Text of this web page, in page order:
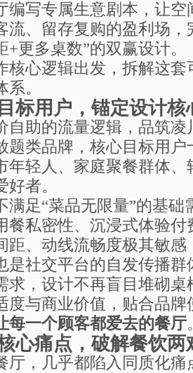
编写专属生意剧本，让空
流、留存复购的盈利场，
更多桌数”的双赢设计。
核心逻辑出发，拆解这套
。
标用户，锚定设计核
自助的流量逻辑，品筑凌
题类品牌，核心目标用户
年轻人、家庭聚餐群体、
者。
满足“菜品无限量”的基础
餐私密性、沉浸式体验付
距、动线流畅度极其敏感
是社交平台的自发传播群
求，设计不再盲目堆砌桌
度与商业价值，贴合品
每一个顾客都爱去的餐厅
心痛点，破解餐饮两
厅，几乎都陷入同质化痛